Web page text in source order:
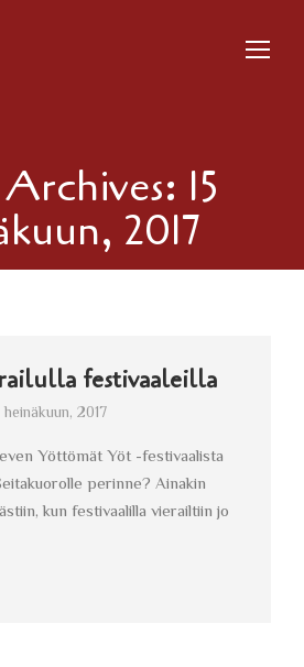
15
2017
festivaaleilla
heinäkuun, 2017
Yöttömät Yöt -festivaalista
perinne? Ainakin
kun festivaalilla vierailtiin jo